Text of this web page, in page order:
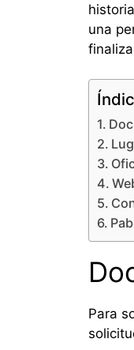
una
Para